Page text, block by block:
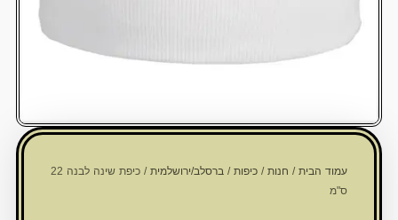
עמוד הבית/ חנות/כיפות/ ברסלב/ירושלמית
/ כיפת שינה לבנה 22